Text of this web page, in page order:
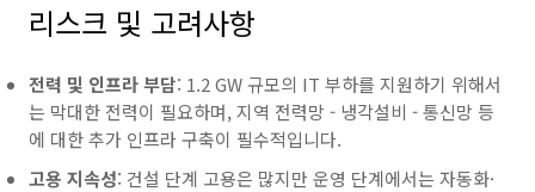
리스크 및 고려사항
전력 및 인프라 부담: 1.2 GW 규모의 IT 부하를 지원하기 위해서
는 막대한 전력이 필요하며, 지역 전력망 - 냉각설비 - 통신망 등
에 대한 추가 인프라 구축이 필수적입니다.
고용 지속성: 건설 단계 고용은 많지만 운영 단계에서는 자동화·